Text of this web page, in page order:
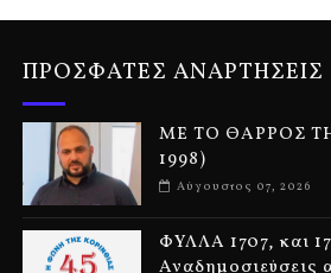
ΠΡΟΣΦΑΤΕΣ ΑΝΑΡΤΗΣΕΙΣ
ΜΕ ΤΟ ΘΑΡΡΟΣ
1998)
Αύγουστος 07, 2026
ΦΥΛΛΑ 1707, και
Αναδημοσιεύσεις